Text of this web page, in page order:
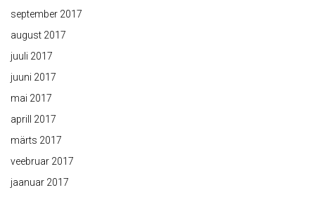
september 2017
august 2017
juuli 2017
juuni 2017
mai 2017
aprill 2017
märts 2017
veebruar 2017
jaanuar 2017